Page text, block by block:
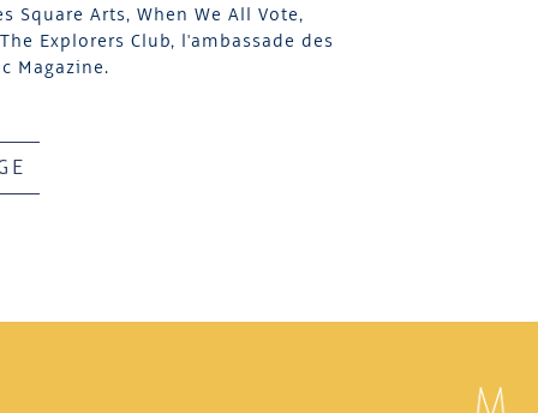
Square Arts, When We All Vote,
Explorers Club, l'ambassade des
Magazine.